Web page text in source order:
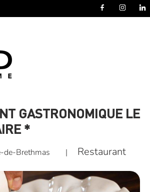
GASTRONOMIQUE LE
*
de-Brethmas | Restaurant